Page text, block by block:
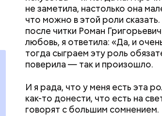
не заметила, настолько она
что можно в этой роли
после читки Роман
любовь, я ответила: «Да, и
тогда сыграем эту роль
поверила — так и произошло.
И я рада, что у меня есть эта
как-то донести, что есть на
говорят с большим сомнением.